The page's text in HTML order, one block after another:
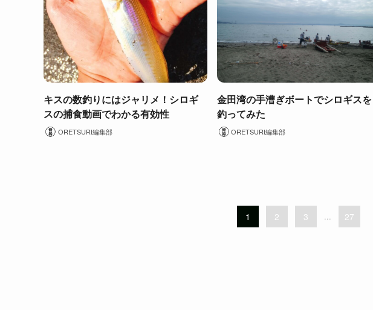
キスの数釣りにはジャリメ！シロギ
スの捕食動画でわかる有効性
ORETSURI編集部
金田湾の手漕ぎボートでシロギスを
釣ってみた
ORETSURI編集部
1 2 3 ... 27